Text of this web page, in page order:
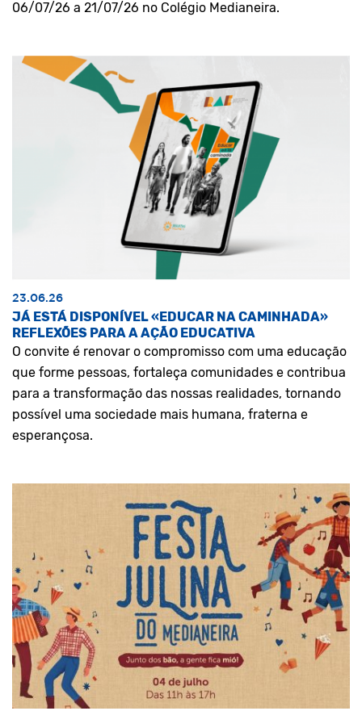
06/07/26 a 21/07/26 no Colégio Medianeira.
23.06.26
JÁ ESTÁ DISPONÍVEL «EDUCAR NA CAMINHADA»
REFLEXÕES PARA A AÇÃO EDUCATIVA
O convite é renovar o compromisso com uma educação
que forme pessoas, fortaleça comunidades e contribua
para a transformação das nossas realidades, tornando
possível uma sociedade mais humana, fraterna e
esperançosa.